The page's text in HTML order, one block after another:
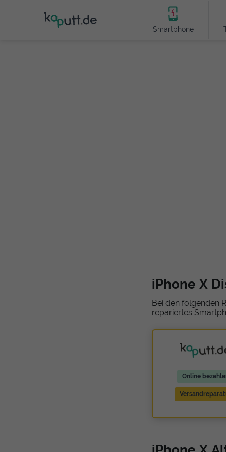
Smartphone
iPhone X
Bei den folgenden
repariertes
Online